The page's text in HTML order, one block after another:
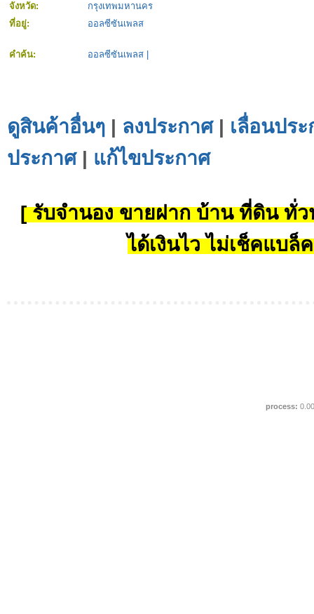
จังหวัด:
กรุงเทพมหานคร
ที่อยู่:
ออลซีซันเพลส
คำค้น: ออลซีซันเพลส
ดูสินค้าอื่นๆ | ลงประกาศ| เลื่อนปร
ประกาศ| แก้ไขประกาศ
[ รับจำนอง ขายฝาก บ้าน ที่ดิน ทั่ว
ได้เงินไว ไม่เช็คแบล็
process: